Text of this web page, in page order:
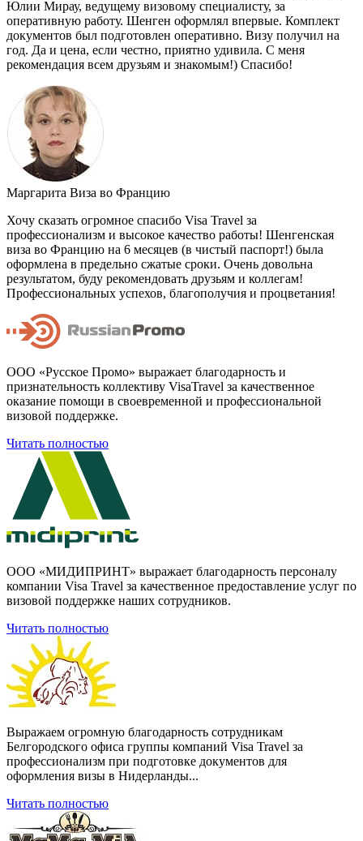
Юлии Мирау, ведущему визовому специалисту, за
оперативную работу. Шенген оформлял впервые. Комплект
документов был подготовлен оперативно. Визу получил на
год. Да и цена, если честно, приятно удивила. С меня
рекомендация всем друзьям и знакомым!) Спасибо!
Маргарита Виза во Францию
Хочу сказать огромное спасибо Visa Travel за
профессионализм и высокое качество работы! Шенгенская
виза во Францию на 6 месяцев (в чистый паспорт!) была
оформлена в предельно сжатые сроки. Очень довольна
результатом, буду рекомендовать друзьям и коллегам!
Профессиональных успехов, благополучия и процветания!
ООО «Русское Промо» выражает благодарность и
признательность коллективу VisaTravel за качественное
оказание помощи в своевременной и профессиональной
визовой поддержке.
Читать полностью
ООО «МИДИПРИНТ» выражает благодарность персоналу
компании Visa Travel за качественное предоставление услуг по
визовой поддержке наших сотрудников.
Читать полностью
Выражаем огромную благодарность сотрудникам
Белгородского офиса группы компаний Visa Travel за
профессионализм при подготовке документов для
оформления визы в Нидерланды...
Читать полностью